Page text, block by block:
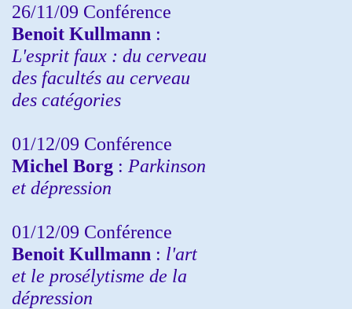
26/11/09 Conférence
Benoit Kullmann :
L'esprit faux : du cerveau
des facultés au cerveau
des catégories
01/12/09 Conférence
Michel Borg : Parkinson
et dépression
01/12/09 Conférence
Benoit Kullmann : l'art
et le prosélytisme de la
dépression